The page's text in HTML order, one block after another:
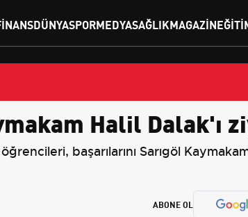
DÜNYASPORMEDYASAĞLIKMAGAZIN
Halil Dalak'ı
başarılarını Sarıgöl
ABONE OL